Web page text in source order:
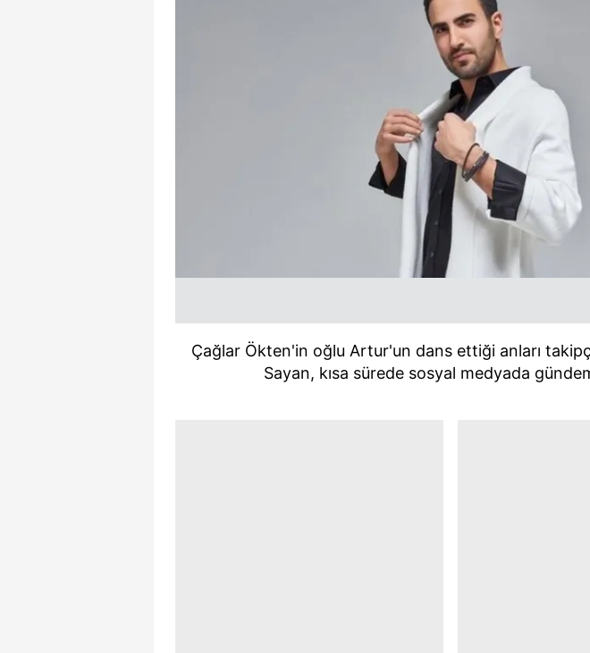
Çağlar Ökten'in oğlu Artur'un dans ettiği anları
Sayan, kısa sürede sosyal medyada